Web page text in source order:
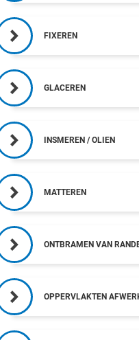
FIXEREN
GLACEREN
INSMEREN / OLIEN
MATTEREN
ONTBRAMEN VAN
OPPERVLAKTEN